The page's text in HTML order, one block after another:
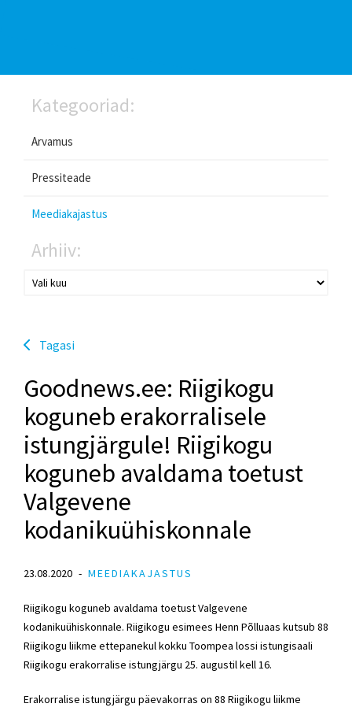
Kategooriad:
Arvamus
Pressiteade
Meediakajastus
Arhiiv:
Tagasi
Goodnews.ee: Riigikogu
koguneb erakorralisele
istungjärgule! Riigikogu
koguneb avaldama toetust
Valgevene
kodanikuühiskonnale
23.08.2020 MEEDIAKAJASTUS
Riigikogu koguneb avaldama toetust Valgevene
kodanikuühiskonnale. Riigikogu esimees Henn Põlluaas kutsub 88
Riigikogu liikme ettepanekul kokku Toompea lossi istungisaali
Riigikogu erakorralise istungjärgu 25. augustil kell 16.
Erakorralise istungjärgu päevakorras on 88 Riigikogu liikme